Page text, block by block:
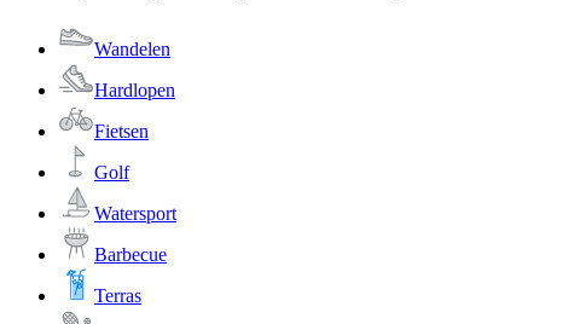
Wandelen
Hardlopen
Fietsen
Golf
Watersport
Barbecue
Terras